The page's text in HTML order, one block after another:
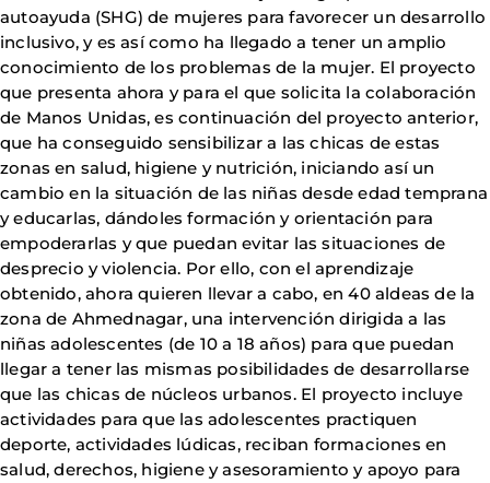
autoayuda (SHG) de mujeres para favorecer un desarrollo
inclusivo, y es así como ha llegado a tener un amplio
conocimiento de los problemas de la mujer. El proyecto
que presenta ahora y para el que solicita la colaboración
de Manos Unidas, es continuación del proyecto anterior,
que ha conseguido sensibilizar a las chicas de estas
zonas en salud, higiene y nutrición, iniciando así un
cambio en la situación de las niñas desde edad temprana
y educarlas, dándoles formación y orientación para
empoderarlas y que puedan evitar las situaciones de
desprecio y violencia. Por ello, con el aprendizaje
obtenido, ahora quieren llevar a cabo, en 40 aldeas de la
zona de Ahmednagar, una intervención dirigida a las
niñas adolescentes (de 10 a 18 años) para que puedan
llegar a tener las mismas posibilidades de desarrollarse
que las chicas de núcleos urbanos. El proyecto incluye
actividades para que las adolescentes practiquen
deporte, actividades lúdicas, reciban formaciones en
salud, derechos, higiene y asesoramiento y apoyo para